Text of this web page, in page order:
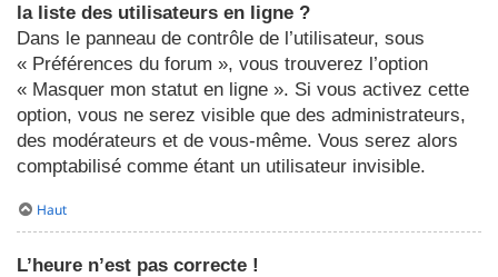
la liste des utilisateurs en ligne ?
Dans le panneau de contrôle de l’utilisateur, sous
« Préférences du forum », vous trouverez l’option
« Masquer mon statut en ligne ». Si vous activez cette
option, vous ne serez visible que des administrateurs,
des modérateurs et de vous-même. Vous serez alors
comptabilisé comme étant un utilisateur invisible.
Haut
L’heure n’est pas correcte !